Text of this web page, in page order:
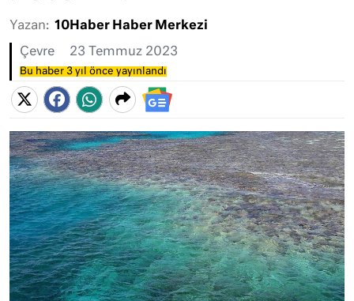
Yazan: 10Haber Haber Merkezi
Çevre 23 Temmuz 2023
Bu haber 3 yıl önce yayınlandı